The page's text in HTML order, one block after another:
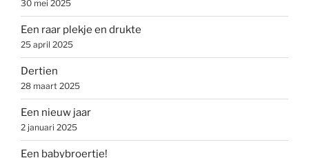
30 mei 2025
Een raar plekje en drukte
25 april 2025
Dertien
28 maart 2025
Een nieuw jaar
2 januari 2025
Een babybroertje!